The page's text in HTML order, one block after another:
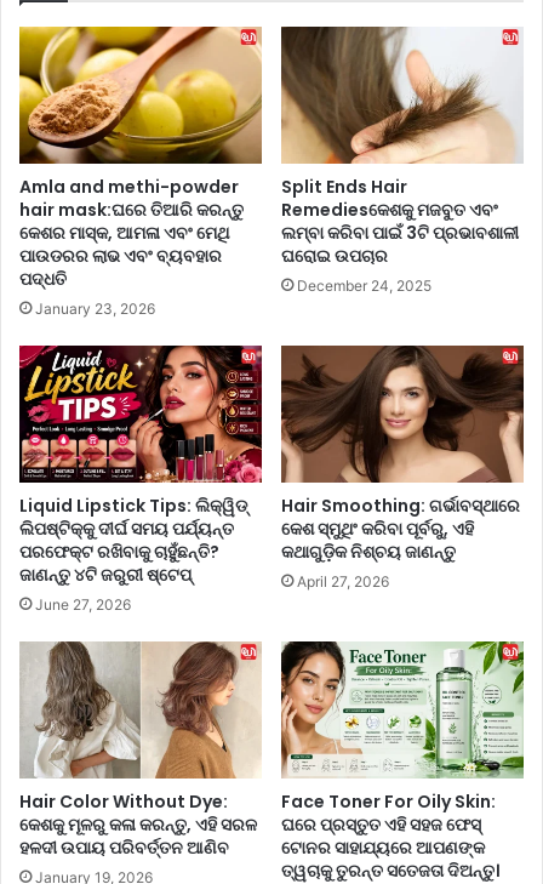
ର
ଆ
ର୍ମ
ଦୂ
ର
କ
ର
ନ୍ତୁ
,
ଏ
ସ
ହ
ଜ
ରୋ
ଷେ
ଇ
ଘ
ର
ର
ଉ
ପା
ୟ
ରି
ବ
:
କୁ
ଲ
ଡେ
ଙ୍ଗୁ
ର
ଆ
ଶ
ଙ୍କା
ଢ଼ା
ଇ
ପା
ରେ
,
ଏ
ହି
ଗୋ
ଟି
ଏ
ଜି
ରେ
ଶା
ଇ
ପି
ଅ
Amla and methi-powder
hair mask:ଘରେ ତିଆରି କରନ୍ତୁ
କେଶର ମାସ୍କ, ଆମଳା ଏବଂ ମେଥି
ପାଉଡରର ଲାଭ ଏବଂ ବ୍ୟବହାର
ପଦ୍ଧତି
January 23, 2026
Split Ends Hair
Remediesକେଶକୁ ମଜବୁତ ଏବଂ
ଲମ୍ବା କରିବା ପାଇଁ 3ଟି ପ୍ରଭାବଶାଳୀ
ଘରୋଇ ଉପଚାର
December 24, 2025
Liquid Lipstick Tips: ଲିକ୍ୱିଡ୍
ଲିପଷ୍ଟିକ୍‌କୁ ଦୀର୍ଘ ସମୟ ପର୍ଯ୍ୟନ୍ତ
ପରଫେକ୍ଟ ରଖିବାକୁ ଚାହୁଁଛନ୍ତି?
ଜାଣନ୍ତୁ ୪ଟି ଜରୁରୀ ଷ୍ଟେପ୍
June 27, 2026
Hair Smoothing: ଗର୍ଭାବସ୍ଥାରେ
କେଶ ସ୍ମୁଥିଂ କରିବା ପୂର୍ବରୁ, ଏହି
କଥାଗୁଡ଼ିକ ନିଶ୍ଚୟ ଜାଣନ୍ତୁ
April 27, 2026
Hair Color Without Dye:
କେଶକୁ ମୂଳରୁ କଳା କରନ୍ତୁ, ଏହି ସରଳ
ହଳଦୀ ଉପାୟ ପରିବର୍ତ୍ତନ ଆଣିବ
January 19, 2026
Face Toner For Oily Skin:
ଘରେ ପ୍ରସ୍ତୁତ ଏହି ସହଜ ଫେସ୍
ଟୋନର ସାହାଯ୍ୟରେ ଆପଣଙ୍କ
ତ୍ୱଚାକୁ ତୁରନ୍ତ ସତେଜତା ଦିଅନ୍ତୁ।